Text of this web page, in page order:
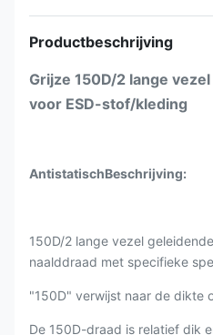
Productbeschrijving
Grijze 150D/2 lange
voor ESD-stof/kleding
AntistatischBeschrijving:
150D/2 lange vezel
naalddraad met specifieke
"150D" verwijst naar de dikte
De 150D-draad is relatief dik